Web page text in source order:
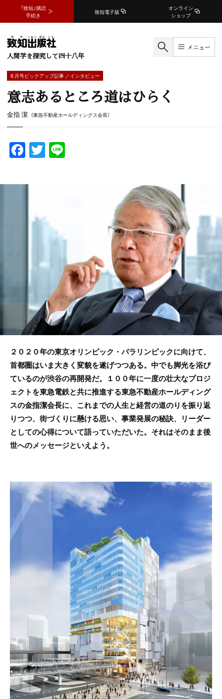
『致知』購読
手続き
致知電子版
オンライン
ショップ
人間学を探究して四十八年
メニュー
8 月号ピックアップ記事 ／インタビュー
意志あるところ道はひらく
金指 潔 （東急不動産ホールディングス会長）
F
a
c
b
o
T
w
２０２０年の東京オリンピック・パラリンピックに向けて、
首都圏はいま大きく変貌を遂げつつある。中でも脚光を浴び
ているのが渋谷の再開発だ。１００年に一度の壮大なプロジ
ェクトを東急電鉄と共に推進する東急不動産ホールディング
スの金指潔会長に、これまでの人生と経営の道のりを振り返
りつつ、街づくりに懸ける思い、事業発展の秘訣、リーダー
としての心得について語っていただいた。それはそのまま後
世へのメッセージといえよう。